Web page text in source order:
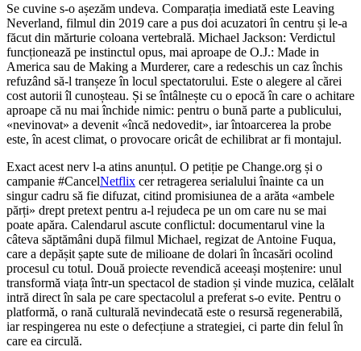
Se cuvine s-o așezăm undeva. Comparația imediată este Leaving
Neverland, filmul din 2019 care a pus doi acuzatori în centru și le-a
făcut din mărturie coloana vertebrală. Michael Jackson: Verdictul
funcționează pe instinctul opus, mai aproape de O.J.: Made in
America sau de Making a Murderer, care a redeschis un caz închis
refuzând să-l tranșeze în locul spectatorului. Este o alegere al cărei
cost autorii îl cunoșteau. Și se întâlnește cu o epocă în care o achitare
aproape că nu mai închide nimic: pentru o bună parte a publicului,
«nevinovat» a devenit «încă nedovedit», iar întoarcerea la probe
este, în acest climat, o provocare oricât de echilibrat ar fi montajul.
Exact acest nerv l-a atins anunțul. O petiție pe Change.org și o
campanie #CancelNetflix cer retragerea serialului înainte ca un
singur cadru să fie difuzat, citind promisiunea de a arăta «ambele
părți» drept pretext pentru a-l rejudeca pe un om care nu se mai
poate apăra. Calendarul ascute conflictul: documentarul vine la
câteva săptămâni după filmul Michael, regizat de Antoine Fuqua,
care a depășit șapte sute de milioane de dolari în încasări ocolind
procesul cu totul. Două proiecte revendică aceeași moștenire: unul
transformă viața într-un spectacol de stadion și vinde muzica, celălalt
intră direct în sala pe care spectacolul a preferat s-o evite. Pentru o
platformă, o rană culturală nevindecată este o resursă regenerabilă,
iar respingerea nu este o defecțiune a strategiei, ci parte din felul în
care ea circulă.